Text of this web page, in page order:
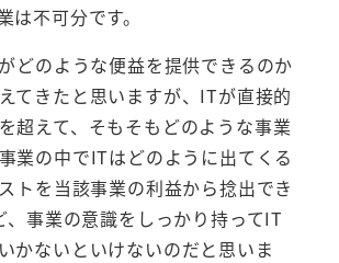
は不可分です。
どのような便益を提供できるのか
てきたと思いますが、ITが直接的
超えて、そもそもどのような事業
業の中でITはどのように出てくる
トを当該事業の利益から捻出でき
、事業の意識をしっかり持ってIT
かないといけないのだと思いま